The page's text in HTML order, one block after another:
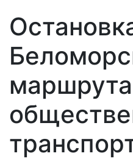
маршрута